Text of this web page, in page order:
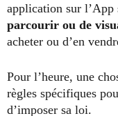
application sur l’App
parcourir ou de
acheter ou d’en
Pour l’heure, une
règles spécifiques
d’imposer sa loi.